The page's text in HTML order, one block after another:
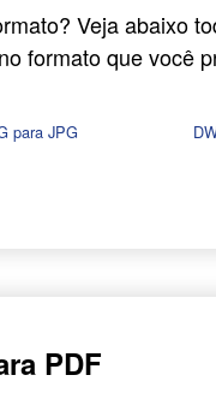
Veja abaixo
formato que você
para JPG
PDF